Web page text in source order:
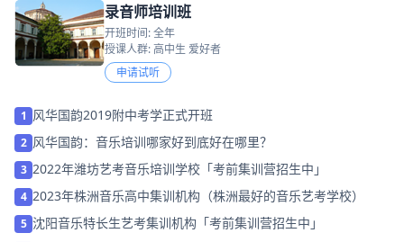
录音师培训班
开班时间: 全年
授课人群: 高中生 爱好者
申请试听
1 风华国韵2019附中考学正式开班
2 风华国韵：音乐培训哪家好到底好在哪里？
3 2022年潍坊艺考音乐培训学校「考前集训营招生中」
4 2023年株洲音乐高中集训机构（株洲最好的音乐艺考学校）
5 沈阳音乐特长生艺考集训机构「考前集训营招生中」